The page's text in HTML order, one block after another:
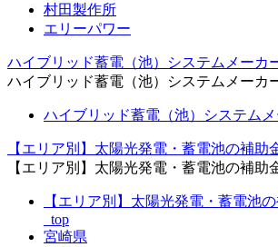
村田製作所
エリーパワー
ハイブリッド蓄電（池）システムメーカ
ハイブリッド蓄電（池）システムメーカ
ハイブリッド蓄電（池）システム
【エリア別】太陽光発電・蓄電池の補助
【エリア別】太陽光発電・蓄電池の補助
【エリア別】太陽光発電・蓄電池
_top
宮崎県